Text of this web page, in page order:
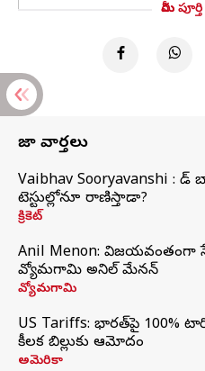
మీరు
తాజా వార్తలు
Vaibhav Sooryavanshi :
టెస్టుల్లోనూ రాణిస్తాడా?
క్రికెట్
Anil Menon:
వ్యోమగామి అనిల్‌ మేనన్
వ్యోమగామి
US Tariffs: భారత్‌పై
కీలక బిల్లుకు ఆమోదం
అమెరికా